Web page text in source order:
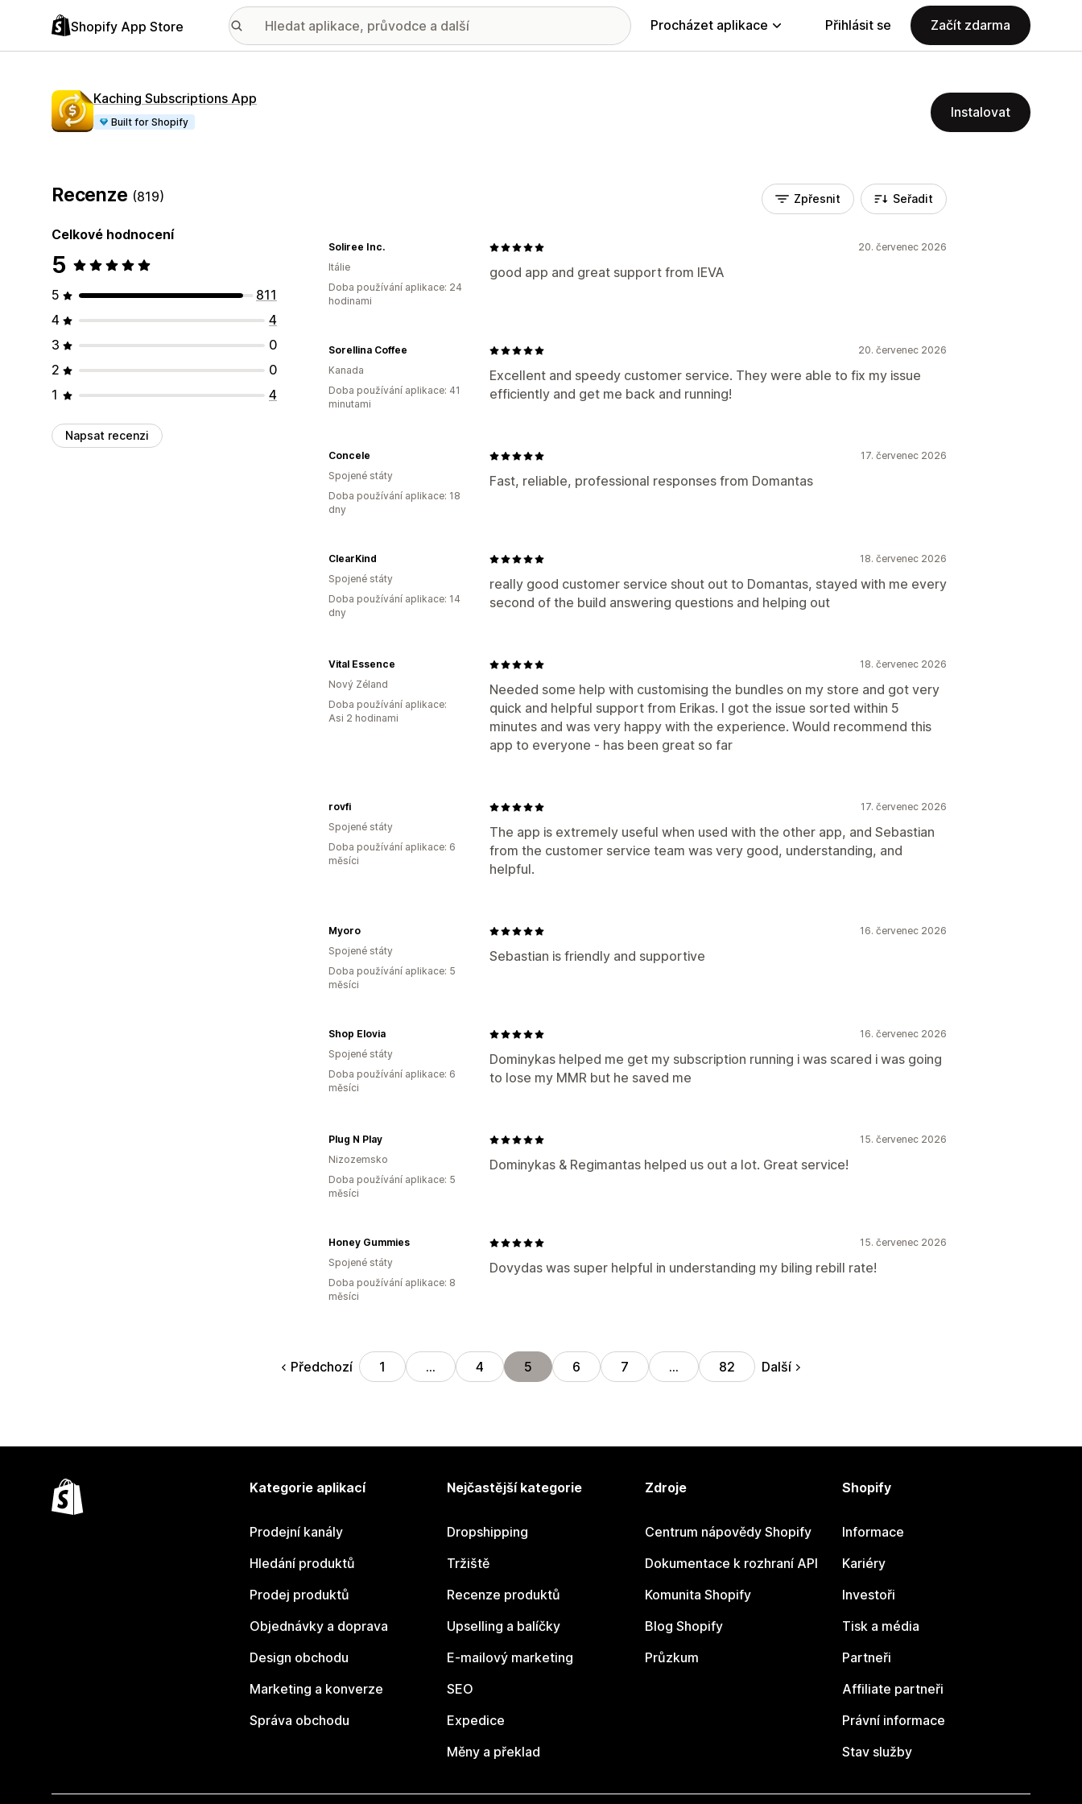
Shopify App Store Procházet aplikace Přihlásit se Začít zdarma
Kaching Subscriptions App
Built for Shopify
Instalovat
Recenze (819)
Celkové hodnocení
5
5
811
4
4
3
0
2
0
1
4
Napsat recenzi
Zpřesnit Seřadit
20. červenec 2026
good app and great support from IEVA
Soliree Inc.
Itálie
Doba používání aplikace: 24
hodinami
20. červenec 2026
Excellent and speedy customer service. They were able to fix my issue
efficiently and get me back and running!
Sorellina Coffee
Kanada
Doba používání aplikace: 41
minutami
17. červenec 2026
Fast, reliable, professional responses from Domantas
Concele
Spojené státy
Doba používání aplikace: 18
dny
18. červenec 2026
really good customer service shout out to Domantas, stayed with me every
second of the build answering questions and helping out
ClearKind
Spojené státy
Doba používání aplikace: 14
dny
18. červenec 2026
Needed some help with customising the bundles on my store and got very
quick and helpful support from Erikas. I got the issue sorted within 5
minutes and was very happy with the experience. Would recommend this
app to everyone - has been great so far
Vital Essence
Nový Zéland
Doba používání aplikace:
Asi 2 hodinami
17. červenec 2026
The app is extremely useful when used with the other app, and Sebastian
from the customer service team was very good, understanding, and
helpful.
rovfi
Spojené státy
Doba používání aplikace: 6
měsíci
16. červenec 2026
Sebastian is friendly and supportive
Myoro
Spojené státy
Doba používání aplikace: 5
měsíci
16. červenec 2026
Dominykas helped me get my subscription running i was scared i was going
to lose my MMR but he saved me
Shop Elovia
Spojené státy
Doba používání aplikace: 6
měsíci
15. červenec 2026
Dominykas & Regimantas helped us out a lot. Great service!
Plug N Play
Nizozemsko
Doba používání aplikace: 5
měsíci
15. červenec 2026
Dovydas was super helpful in understanding my biling rebill rate!
Honey Gummies
Spojené státy
Doba používání aplikace: 8
měsíci
Předchozí 1 … 4 5 6 7 … 82 Další
Kategorie aplikací
Prodejní kanály
Hledání produktů
Prodej produktů
Objednávky a doprava
Design obchodu
Marketing a konverze
Správa obchodu
Nejčastější kategorie
Dropshipping
Tržiště
Recenze produktů
Upselling a balíčky
E-mailový marketing
SEO
Expedice
Měny a překlad
Zdroje
Centrum nápovědy Shopify
Dokumentace k rozhraní API
Komunita Shopify
Blog Shopify
Průzkum
Shopify
Informace
Kariéry
Investoři
Tisk a média
Partneři
Affiliate partneři
Právní informace
Stav služby